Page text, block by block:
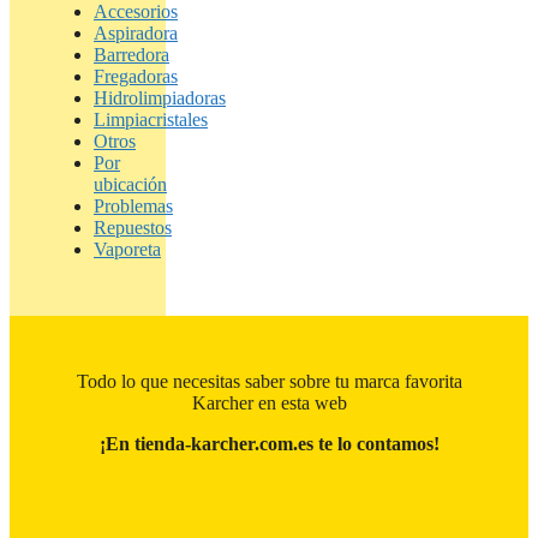
Accesorios
Aspiradora
Barredora
Fregadoras
Hidrolimpiadoras
Limpiacristales
Otros
Por
ubicación
Problemas
Repuestos
Vaporeta
Todo lo que necesitas saber sobre tu marca favorita
Karcher en esta web
¡En tienda-karcher.com.es te lo contamos!